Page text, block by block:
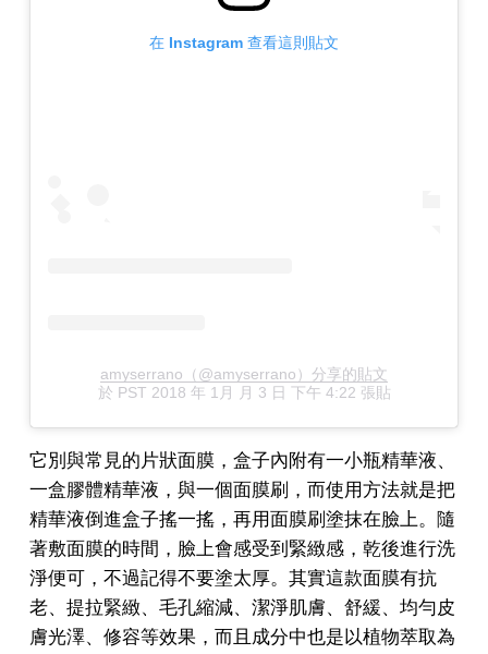
在 Instagram 查看這則貼文
amyserrano（@amyserrano）分享的貼文
於 PST 2018 年 1月 月 3 日 下午 4:22 張貼
它別與常見的片狀面膜，盒子內附有一小瓶精華液、
一盒膠體精華液，與一個面膜刷，而使用方法就是把
精華液倒進盒子搖一搖，再用面膜刷塗抹在臉上。隨
著敷面膜的時間，臉上會感受到緊緻感，乾後進行洗
淨便可，不過記得不要塗太厚。其實這款面膜有抗
老、提拉緊緻、毛孔縮減、潔淨肌膚、舒緩、均勻皮
膚光澤、修容等效果，而且成分中也是以植物萃取為